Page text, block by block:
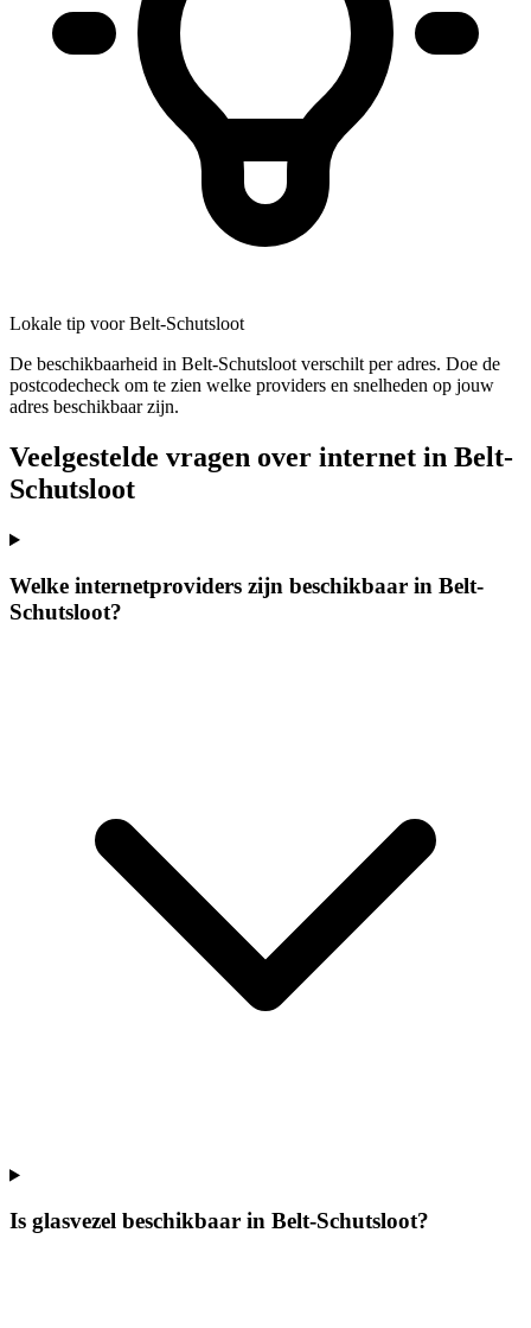
Lokale tip voor Belt-Schutsloot
De beschikbaarheid in Belt-Schutsloot verschilt per adres. Doe de
postcodecheck om te zien welke providers en snelheden op jouw
adres beschikbaar zijn.
Veelgestelde vragen over internet in Belt-
Schutsloot
Welke internetproviders zijn beschikbaar in Belt-
Schutsloot?
Is glasvezel beschikbaar in Belt-Schutsloot?